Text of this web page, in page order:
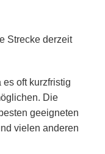
Strecke derzeit
oft kurzfristig
Die
geeigneten
vielen anderen